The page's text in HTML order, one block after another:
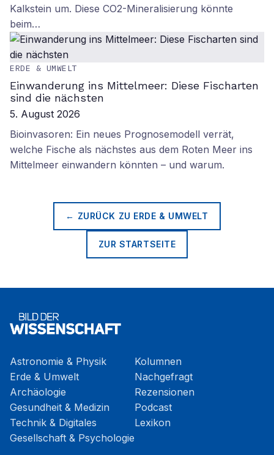
Kalkstein um. Diese CO2-Mineralisierung könnte
beim…
ERDE & UMWELT
Einwanderung ins Mittelmeer: Diese Fischarten
sind die nächsten
5. August 2026
Bioinvasoren: Ein neues Prognosemodell verrät,
welche Fische als nächstes aus dem Roten Meer ins
Mittelmeer einwandern könnten – und warum.
← ZURÜCK ZU ERDE & UMWELT
ZUR STARTSEITE
Astronomie & Physik
Erde & Umwelt
Archäologie
Gesundheit & Medizin
Technik & Digitales
Gesellschaft & Psychologie
Kolumnen
Nachgefragt
Rezensionen
Podcast
Lexikon